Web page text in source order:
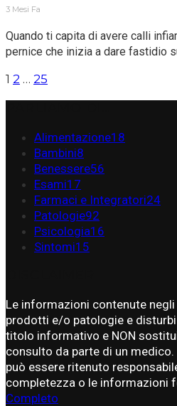
3 Mesi Fa
Quando ti capita di avere calli
pernice che inizia a dare fastidio
1 2 … 25
Alimentazione18
Bambini8
Benessere56
Esami17
Farmaci e Integratori24
Patologie92
Psicologia16
Sintomi15
Le informazioni contenute
prodotti e/o patologie e
titolo informativo e NON
consulto da parte di un
può essere ritenuto
completezza o le informazioni
Completo